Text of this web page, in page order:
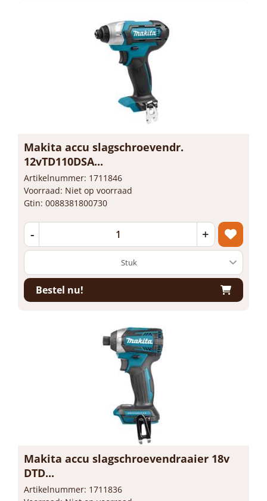
Makita accu slagschroevendr.
12vTD110DSA...
Artikelnummer: 1711846
Voorraad: Niet op voorraad
Gtin: 0088381800730
- +
Bestel nu!
Makita accu slagschroevendraaier 18v
DTD...
Artikelnummer: 1711836